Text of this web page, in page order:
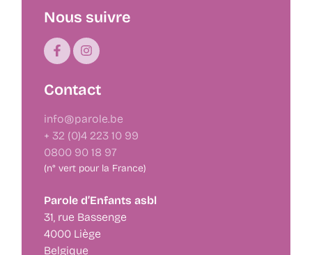
Nous suivre
Contact
info@parole.be
+ 32 (0)4 223 10 99
0800 90 18 97
(n° vert pour la France)
Parole d’Enfants asbl
31, rue Bassenge
4000 Liège
Belgique